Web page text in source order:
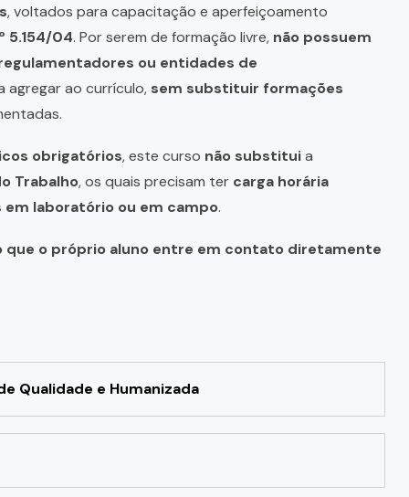
, voltados para capacitação e aperfeiçoamento
5.154/04. Por serem de formação livre, não possuem
ou entidades de
agregar ao currículo, sem substituir formações
obrigatórios, este curso não substituia
Trabalho, os quais precisam ter carga horária
laboratório ou em campo.
que o próprio aluno entre em contato diretamente
Qualidade e Humanizada